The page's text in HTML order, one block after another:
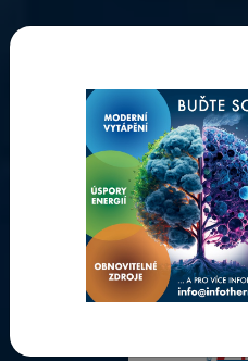
ODBORNÍ